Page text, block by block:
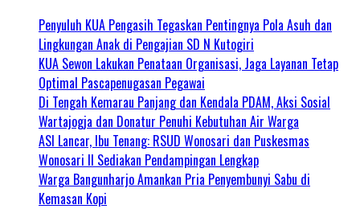
Penyuluh KUA Pengasih Tegaskan Pentingnya Pola Asuh dan
Lingkungan Anak di Pengajian SD N Kutogiri
KUA Sewon Lakukan Penataan Organisasi, Jaga Layanan Tetap
Optimal Pascapenugasan Pegawai
Di Tengah Kemarau Panjang dan Kendala PDAM, Aksi Sosial
Wartajogja dan Donatur Penuhi Kebutuhan Air Warga
ASI Lancar, Ibu Tenang: RSUD Wonosari dan Puskesmas
Wonosari II Sediakan Pendampingan Lengkap
Warga Bangunharjo Amankan Pria Penyembunyi Sabu di
Kemasan Kopi